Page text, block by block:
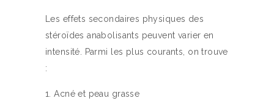
Les effets secondaires physiques des
stéroïdes anabolisants peuvent varier en
intensité. Parmi les plus courants, on trouve
:
Acné et peau grasse